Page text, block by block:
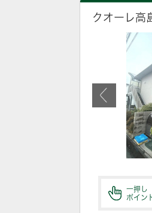
クオーレ高
一押し
ポイン